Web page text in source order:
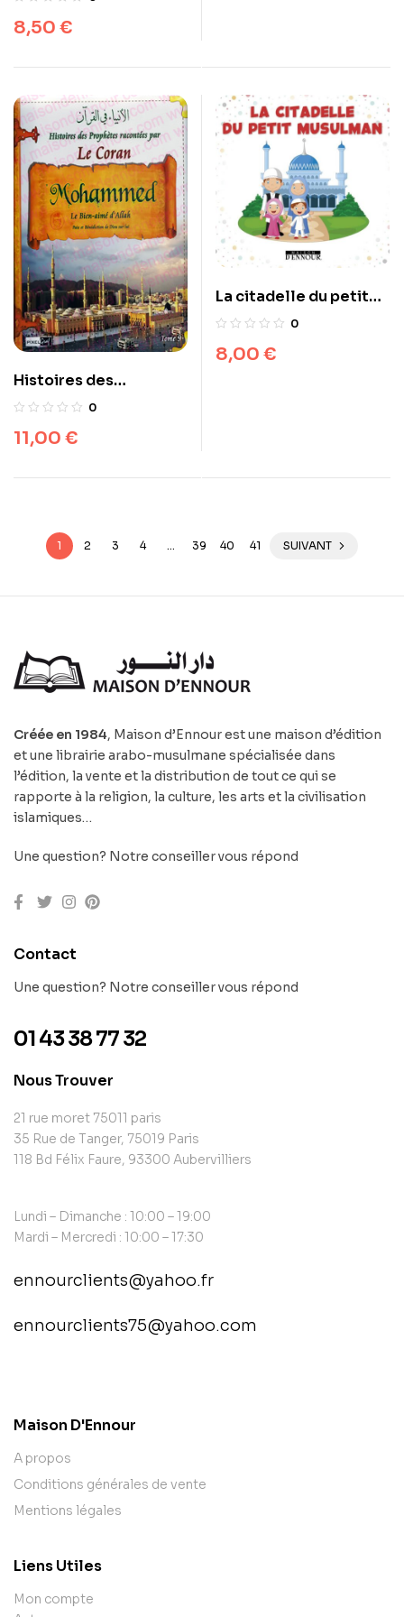
8,50 €
Histoires des
Prophètes racontées
Mohammed
0
11,00 €
La citadelle du petit
musulman0
8,00 €
1 2 3 4 … 39 40 41 SUIVANT
Créée en 1984, Maison d’Ennour est une maison d’édition
et une librairie arabo-musulmane spécialisée dans
l’édition, la vente et la distribution de tout ce qui se
rapporte à la religion, la culture, les arts et la civilisation
islamiques…
Une question? Notre conseiller vous répond
Contact
Une question? Notre conseiller vous répond
01 43 38 77 32
Nous Trouver
21 rue moret 75011 paris
35 Rue de Tanger, 75019 Paris
118 Bd Félix Faure, 93300 Aubervilliers
Lundi – Dimanche : 10:00 – 19:00
Mardi – Mercredi : 10:00 – 17:30
ennourclients@yahoo.fr
ennourclients75@yahoo.com
Maison D'Ennour
A propos
Conditions générales de vente
Mentions légales
Liens Utiles
Mon compte